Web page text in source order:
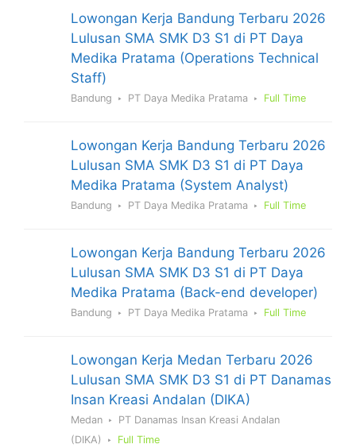
Lowongan Kerja Bandung Terbaru 2026
Lulusan SMA SMK D3 S1 di PT Daya
Medika Pratama (Operations Technical
Staff)
Bandung PT Daya Medika Pratama Full Time
Lowongan Kerja Bandung Terbaru 2026
Lulusan SMA SMK D3 S1 di PT Daya
Medika Pratama (System Analyst)
Bandung PT Daya Medika Pratama Full Time
Lowongan Kerja Bandung Terbaru 2026
Lulusan SMA SMK D3 S1 di PT Daya
Medika Pratama (Back-end developer)
Bandung PT Daya Medika Pratama Full Time
Lowongan Kerja Medan Terbaru 2026
Lulusan SMA SMK D3 S1 di PT Danamas
Insan Kreasi Andalan (DIKA)
Medan
PT Danamas Insan Kreasi Andalan
(DIKA)
Full Time